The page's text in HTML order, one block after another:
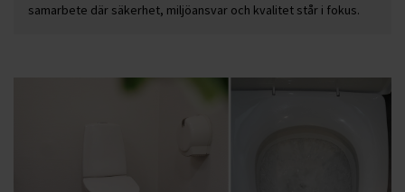
samarbete där säkerhet, miljöansvar och kvalitet står i fokus.